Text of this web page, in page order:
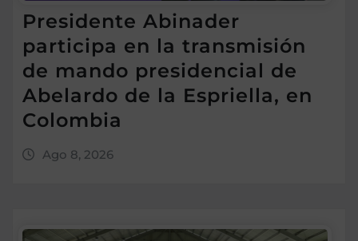
Presidente Abinader
participa en la transmisión
de mando presidencial de
Abelardo de la Espriella, en
Colombia
Ago 8, 2026